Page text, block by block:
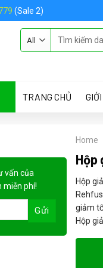
(Sale 2)
TRANG CHỦ
vấn của
miễn phí!
Home
Hộp
Hộp
giảm
Hộp